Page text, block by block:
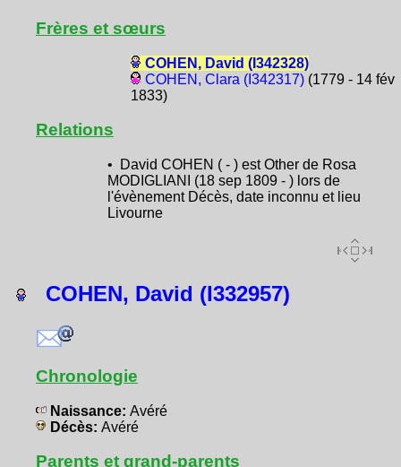
Frères et sœurs
COHEN, David (I342328)
COHEN, Clara (I342317)(1779 - 14 fév
1833)
Relations
• David COHEN ( - ) est Other de Rosa
MODIGLIANI (18 sep 1809 - ) lors de
l'évènement Décès, date inconnu et lieu
Livourne
COHEN, David (I332957)
Chronologie
Naissance: Avéré
Décès: Avéré
Parents et grand-parents